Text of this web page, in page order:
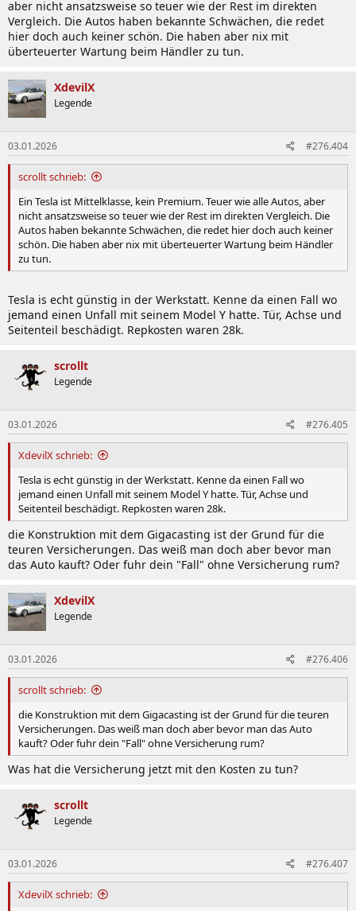
aber nicht ansatzsweise so teuer wie der Rest im direkten
Vergleich. Die Autos haben bekannte Schwächen, die redet
hier doch auch keiner schön. Die haben aber nix mit
überteuerter Wartung beim Händler zu tun.
XdevilX
Legende
03.01.2026 #276.404
scrollt schrieb:
Ein Tesla ist Mittelklasse, kein Premium. Teuer wie alle Autos, aber
nicht ansatzsweise so teuer wie der Rest im direkten Vergleich. Die
Autos haben bekannte Schwächen, die redet hier doch auch keiner
schön. Die haben aber nix mit überteuerter Wartung beim Händler
zu tun.
Tesla is echt günstig in der Werkstatt. Kenne da einen Fall wo
jemand einen Unfall mit seinem Model Y hatte. Tür, Achse und
Seitenteil beschädigt. Repkosten waren 28k.
scrollt
Legende
03.01.2026 #276.405
XdevilX schrieb:
Tesla is echt günstig in der Werkstatt. Kenne da einen Fall wo
jemand einen Unfall mit seinem Model Y hatte. Tür, Achse und
Seitenteil beschädigt. Repkosten waren 28k.
die Konstruktion mit dem Gigacasting ist der Grund für die
teuren Versicherungen. Das weiß man doch aber bevor man
das Auto kauft? Oder fuhr dein "Fall" ohne Versicherung rum?
XdevilX
Legende
03.01.2026 #276.406
scrollt schrieb:
die Konstruktion mit dem Gigacasting ist der Grund für die teuren
Versicherungen. Das weiß man doch aber bevor man das Auto
kauft? Oder fuhr dein "Fall" ohne Versicherung rum?
Was hat die Versicherung jetzt mit den Kosten zu tun?
scrollt
Legende
03.01.2026 #276.407
XdevilX schrieb: